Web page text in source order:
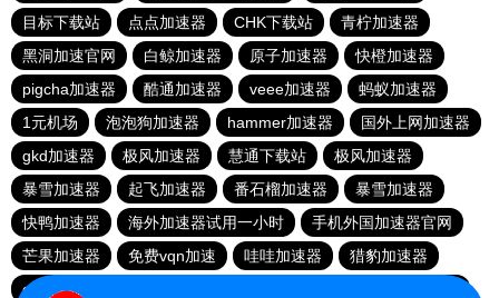
目标下载站
点点加速器 CHK下载站
青柠加速器
黑洞加速官网
白鲸加速器 原子加速器
快橙加速器
pigcha加速器
酷通加速器 veee加速器
蚂蚁加速器
1元机场
泡泡狗加速器 hammer加速器
国外上网加速器
gkd加速器
极风加速器 慧通下载站
极风加速器
暴雪加速器
起飞加速器 番石榴加速器
暴雪加速器
快鸭加速器
海外加速器试用一小时
手机外国加速器官网
芒果加速器
免费vqn加速 哇哇加速器
猎豹加速器
gkd加速器